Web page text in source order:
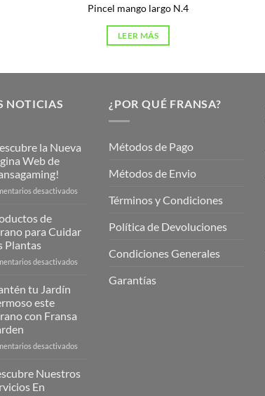
Pincel mango largo N.4
LEER MÁS
NOTICIAS
la Nueva
Web de
desactivados
Página
de
para Cuidar
Plantas
desactivados
tu Jardín
este
con Fransa
desactivados
Jardín
Nuestros
En
¿POR QUÉ FRANSA?
Métodos de Pago
Métodos de Envio
Términos y Condiciones
Política de Devoluciones
Condiciones Generales
Garantías